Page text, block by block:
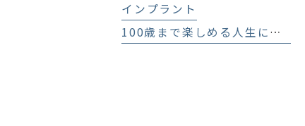
インプラント
100歳まで楽しめる人生にする歯科医療